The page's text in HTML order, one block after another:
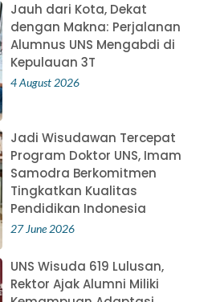
Jauh dari Kota, Dekat
dengan Makna: Perjalanan
Alumnus UNS Mengabdi di
Kepulauan 3T
4 August 2026
Jadi Wisudawan Tercepat
Program Doktor UNS, Imam
Samodra Berkomitmen
Tingkatkan Kualitas
Pendidikan Indonesia
27 June 2026
UNS Wisuda 619 Lulusan,
Rektor Ajak Alumni Miliki